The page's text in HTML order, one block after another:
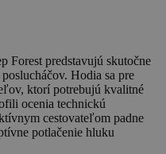
Forest predstavujú skutočne
Hodia sa pre
ktorí potrebujú kvalitné
ocenia technickú
cestovateľom padne
potlačenie hluku